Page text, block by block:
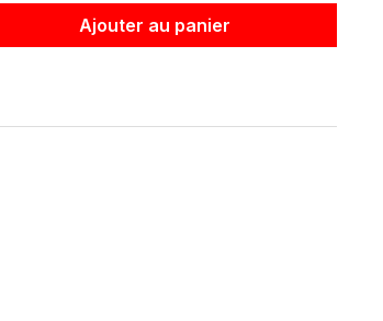
la quantité souhaitée ou utilisez les
Ajouter au panier